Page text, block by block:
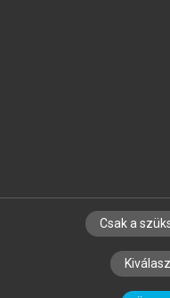
SZERZŐKNEK
SZERKESZTÉSI
Csak a